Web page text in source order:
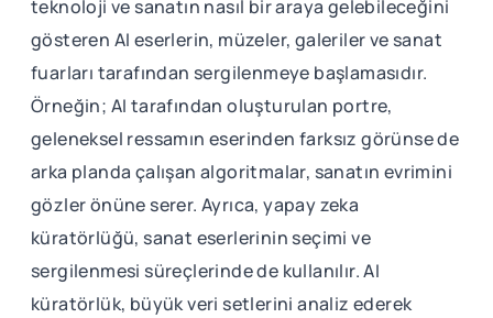
teknoloji ve sanatın nasıl bir araya gelebileceğini
gösteren AI eserlerin, müzeler, galeriler ve sanat
fuarları tarafından sergilenmeye başlamasıdır.
Örneğin; AI tarafından oluşturulan portre,
geleneksel ressamın eserinden farksız görünse de
arka planda çalışan algoritmalar, sanatın evrimini
gözler önüne serer. Ayrıca, yapay zeka
küratörlüğü, sanat eserlerinin seçimi ve
sergilenmesi süreçlerinde de kullanılır. AI
küratörlük, büyük veri setlerini analiz ederek